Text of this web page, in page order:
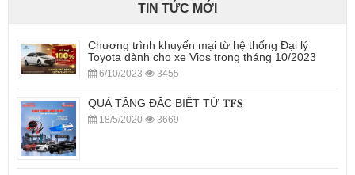
TIN TỨC MỚI
Chương trình khuyến mại từ hệ thống Đại lý
Toyota dành cho xe Vios trong tháng 10/2023
6/10/2023 3455
QUÀ TẶNG ĐẶC BIỆT TỪ 𝐓𝐅𝐒
18/5/2020 3669